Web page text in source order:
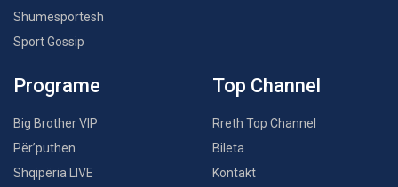
Shumësportësh
Sport Gossip
Programe
Big Brother VIP
Për’puthen
Shqipëria LIVE
Top Channel
Rreth Top Channel
Bileta
Kontakt